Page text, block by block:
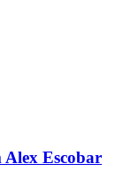
Alex Escobar